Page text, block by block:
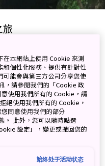
。日本擁有生物豐饒的林
32,800 公里的海岸線，
。在日本的深山曠野中，
里山（Satoyama）社
重新為人熟悉。不論跟隨
中體驗溪降、泛舟湖上享
、在奇妙的水世界中浮
都可在日本的自然環境中
出框框，展開一趟擁抱大
本網站上使用 Cookie 來測
個性化服務、提供有針對性
能會與第三方公司分享您使
，請參閱我們的「Cookie 政
使用我們所有的 Cookie，請
絕使用我們所有的 Cookie，
同意使用我們的部分
。 此外，您可以隨時點選
設定」，變更或撤回您的
始终处于活动状态